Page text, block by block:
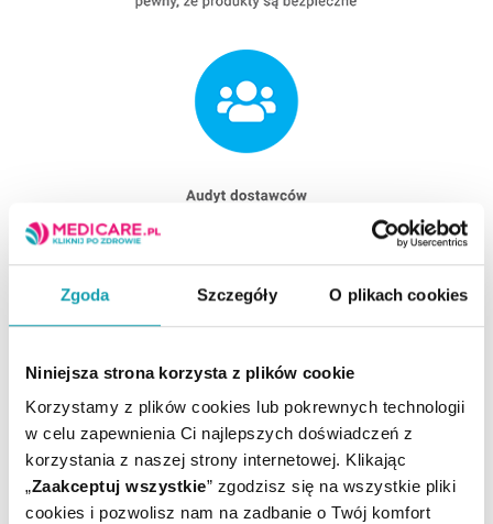
Zgoda Szczegóły O plikach cookies
Niniejsza strona korzysta z plików cookie
Korzystamy z plików cookies lub pokrewnych technologii
w celu zapewnienia Ci najlepszych doświadczeń z
korzystania z naszej strony internetowej. Klikając
„Zaakceptuj wszystkie” zgodzisz się na wszystkie pliki
cookies i pozwolisz nam na zadbanie o Twój komfort